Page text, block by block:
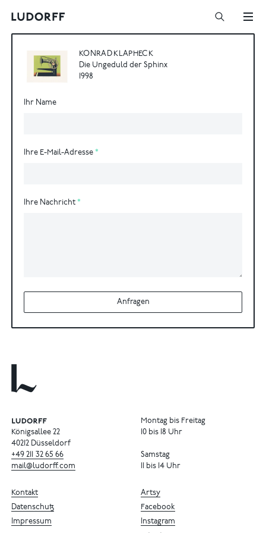
KONRAD KLAPHECK
Die Ungeduld der Sphinx
1998
Ihr Name
Ihre E-Mail-Adresse
Ihre Nachricht
Anfragen
Königsallee 22
40212 Düsseldorf
+49 211 32 65 66
mail@ludorff.com
Montag bis Freitag
10 bis 18 Uhr
Samstag
11 bis 14 Uhr
Artsy
Facebook
Instagram
Kontakt
Datenschutz
Impressum